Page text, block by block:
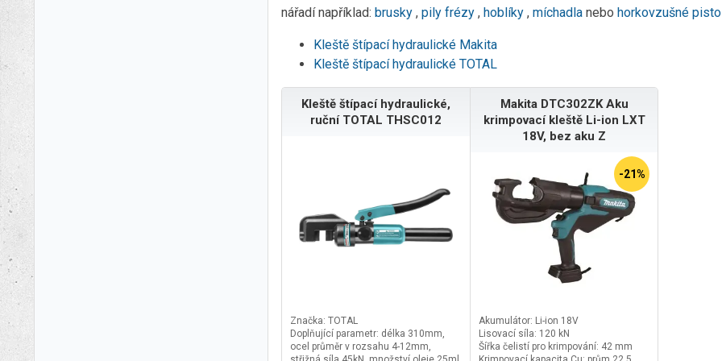
nářadí například: brusky , pily frézy , hoblíky , míchadla nebo horkovzušné
Kleště štípací hydraulické Makita
Kleště štípací hydraulické TOTAL
Kleště štípací hydraulické,
ruční TOTAL THSC012
Značka: TOTAL
Doplňující parametr: délka 310mm,
ocel průměr v rozsahu 4-12mm,
Makita DTC302ZK Aku
krimpovací kleště Li-ion LXT
18V, bez aku Z
-21%
Akumulátor: Li-ion 18V
Lisovací síla: 120 kN
Šířka čelistí pro krimpování: 42 mm